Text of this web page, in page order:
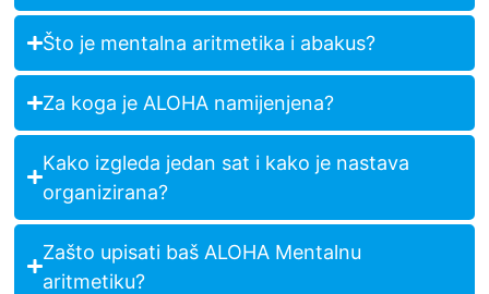
Što je mentalna aritmetika i abakus?
Za koga je ALOHA namijenjena?
Kako izgleda jedan sat i kako je nastava
organizirana?
Zašto upisati baš ALOHA Mentalnu
aritmetiku?